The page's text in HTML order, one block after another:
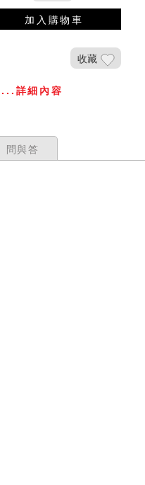
加入購物車
收藏
...詳細內容
問與答